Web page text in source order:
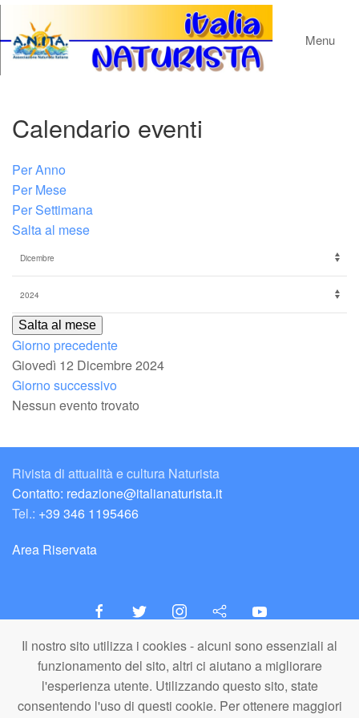
Il nostro sito utilizza i cookies - alcuni sono essenziali al
funzionamento del sito, altri ci aiutano a migliorare
l'esperienza utente. Utilizzando questo sito, state
consentendo l'uso di questi cookie. Per ottenere maggiori
Menu
Calendario eventi
Per Anno
Per Mese
Per Settimana
Salta al mese
Salta al mese
Giorno precedente
Giovedì 12 Dicembre 2024
Giorno successivo
Nessun evento trovato
Rivista di attualità e cultura Naturista
Contatto: redazione@italianaturista.it
Tel.: +39 346 1195466
Area Riservata
italiaNATURISTA
Editore e Redazione
A.N.ITA. Associazione Naturista Italiana (APS)
C.F. 80203710159